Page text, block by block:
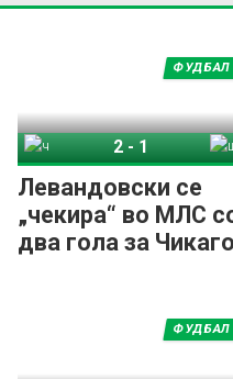
Левандовски се
„чекира“ во МЛС
два гола за Чикаго
ФУДБАЛ
2- 1
ФУДБАЛ